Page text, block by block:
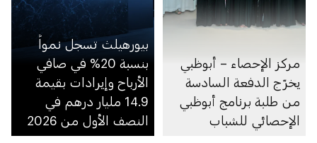
مركز الإحصاء – أبوظبي
يخرّج الدفعة السادسة
من طلبة برنامج أبوظبي
الإحصائي للشباب
بيورهيلث تسجل نمواً
بنسبة 20% في صافي
الأرباح وإيرادات بقيمة
14.9 مليار درهم في
النصف الأول من 2026